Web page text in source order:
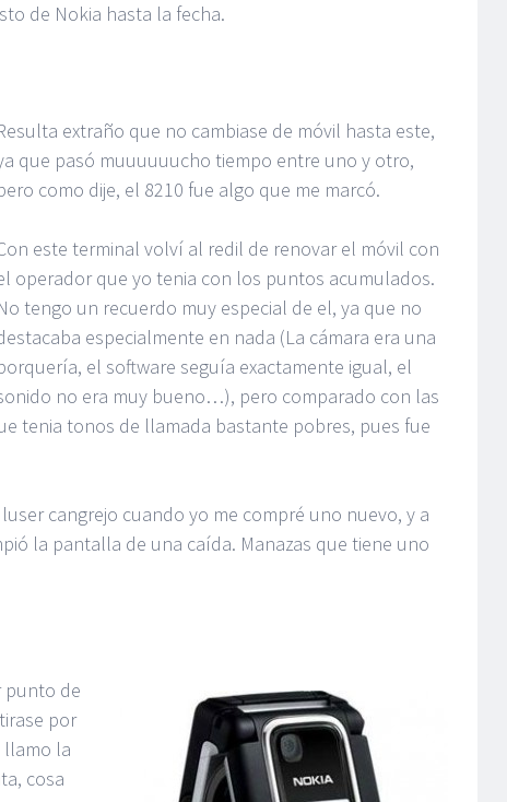
de Nokia hasta la fecha.
extraño que no cambiase de móvil hasta este,
que pasó muuuuuucho tiempo entre uno y otro,
como dije, el 8210 fue algo que me marcó.
este terminal volví al redil de renovar el móvil con
operador que yo tenia con los puntos acumulados.
tengo un recuerdo muy especial de el, ya que no
especialmente en nada (La cámara era una
el software seguía exactamente igual, el
no era muy bueno…), pero comparado con las
tenia tonos de llamada bastante pobres, pues fue
cangrejo cuando yo me compré uno nuevo, y a
la pantalla de una caída. Manazas que tiene uno
punto de
por
llamo la
cosa